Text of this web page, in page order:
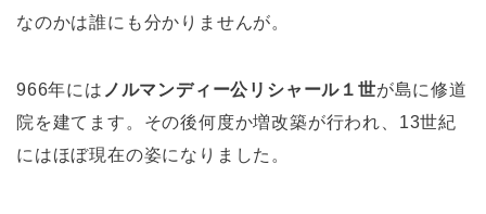
なのかは誰にも分かりませんが。
966年には ノルマンディー公リシャール１世が島に修道
院を建てます。その後何度か増改築が行われ、13世紀
にはほぼ現在の姿になりました。